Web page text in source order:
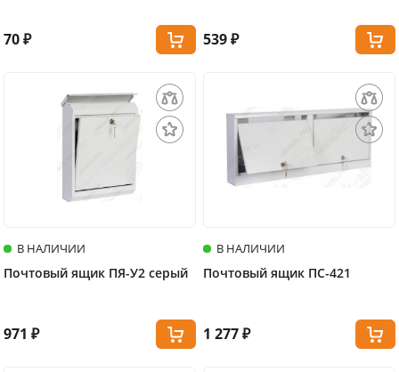
70 ₽ 539 ₽
В НАЛИЧИИ
Почтовый ящик ПЯ-У2 серый
971 ₽
В НАЛИЧИИ
Почтовый ящик ПС-421
1 277 ₽